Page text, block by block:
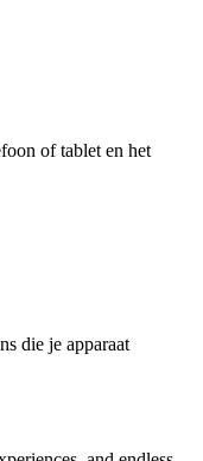
of tablet en het
die je apparaat